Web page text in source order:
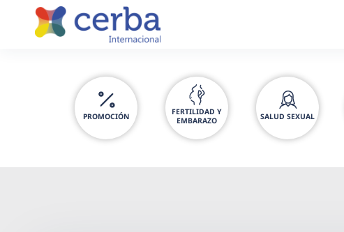
contenido
PROMOCIÓN
FERTILIDAD Y
EMBARAZO
SALUD SEXUAL